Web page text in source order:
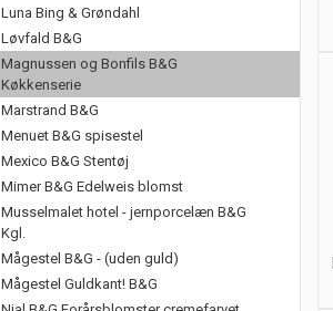
Luna Bing & Grøndahl
Løvfald B&G
Magnussen og Bonfils B&G
Køkkenserie
Marstrand B&G
Menuet B&G spisestel
Mexico B&G Stentøj
Mimer B&G Edelweis blomst
Musselmalet hotel - jernporcelæn B&G
Kgl.
Mågestel B&G - (uden guld)
Mågestel Guldkant! B&G